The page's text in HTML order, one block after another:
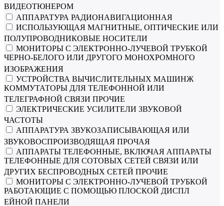
ВИДЕОТЮНЕРОМ
АППАРАТУРА РАДИОНАВИГАЦИОННАЯ
ИСПОЛЬЗУЮЩАЯ МАГНИТНЫЕ, ОПТИЧЕСКИЕ ИЛИ
ПОЛУПРОВОДНИКОВЫЕ НОСИТЕЛИ
МОНИТОРЫ С ЭЛЕКТРОННО-ЛУЧЕВОЙ ТРУБКОЙ
ЧЕРНО-БЕЛОГО ИЛИ ДРУГОГО МОНОХРОМНОГО
ИЗОБРАЖЕНИЯ
УСТРОЙСТВА ВЫЧИСЛИТЕЛЬНЫХ МАШИНЖ
КОММУТАТОРЫ ДЛЯ ТЕЛЕФОННОЙ ИЛИ
ТЕЛЕГРАФНОЙ СВЯЗИ ПРОЧИЕ
ЭЛЕКТРИЧЕСКИЕ УСИЛИТЕЛИ ЗВУКОВОЙ
ЧАСТОТЫ
АППАРАТУРА ЗВУКОЗАПИСЫВАЮЩАЯ ИЛИ
ЗВУКОВОСПРОИЗВОДЯЩАЯ ПРОЧАЯ
АППАРАТЫ ТЕЛЕФОННЫЕ, ВКЛЮЧАЯ АППАРАТЫ
ТЕЛЕФОННЫЕ ДЛЯ СОТОВЫХ СЕТЕЙ СВЯЗИ ИЛИ
ДРУГИХ БЕСПРОВОДНЫХ СЕТЕЙ ПРОЧИЕ
МОНИТОРЫ С ЭЛЕКТРОННО-ЛУЧЕВОЙ ТРУБКОЙ
РАБОТАЮЩИЕ С ПОМОЩЬЮ ПЛОСКОЙ ДИСПЛ
ЕЙНОЙ ПАНЕЛИ